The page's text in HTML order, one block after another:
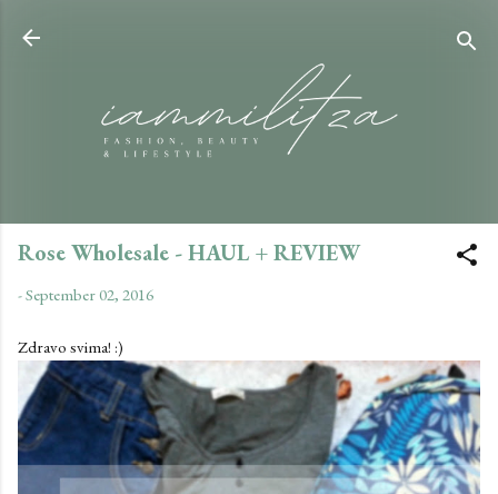
Rose Wholesale - HAUL + REVIEW
-September 02, 2016
Zdravo svima! :)